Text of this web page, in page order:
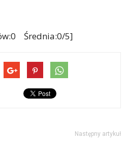
Średnia:0/5]
Następny artykuł